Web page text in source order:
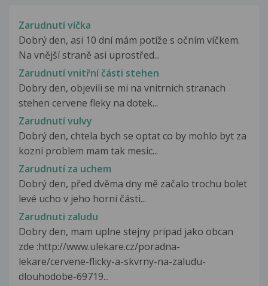
Zarudnutí víčka
Dobrý den, asi 10 dní mám potíže s očním víčkem.
Na vnější straně asi uprostřed...
Zarudnutí vnitřní části stehen
Dobry den, objevili se mi na vnitrnich stranach
stehen cervene fleky na dotek...
Zarudnutí vulvy
Dobrý den, chtela bych se optat co by mohlo byt za
kozni problem mam tak mesic...
Zarudnutí za uchem
Dobrý den, před dvěma dny mě začalo trochu bolet
levé ucho v jeho horní části...
Zarudnuti zaludu
Dobry den, mam uplne stejny pripad jako obcan
zde :http://www.ulekare.cz/poradna-
lekare/cervene-flicky-a-skvrny-na-zaludu-
dlouhodobe-69719...